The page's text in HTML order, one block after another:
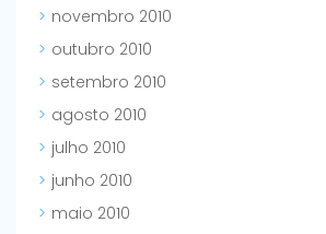
novembro 2010
outubro 2010
setembro 2010
agosto 2010
julho 2010
junho 2010
maio 2010